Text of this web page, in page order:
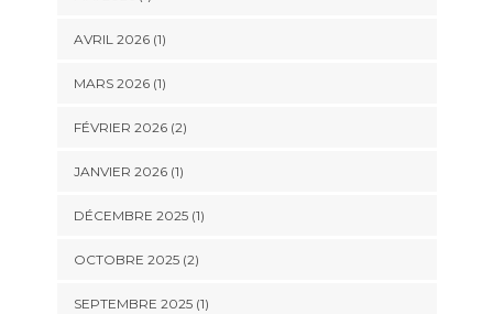
AVRIL 2026(1)
MARS 2026(1)
FÉVRIER 2026(2)
JANVIER 2026(1)
DÉCEMBRE 2025(1)
OCTOBRE 2025(2)
SEPTEMBRE 2025(1)